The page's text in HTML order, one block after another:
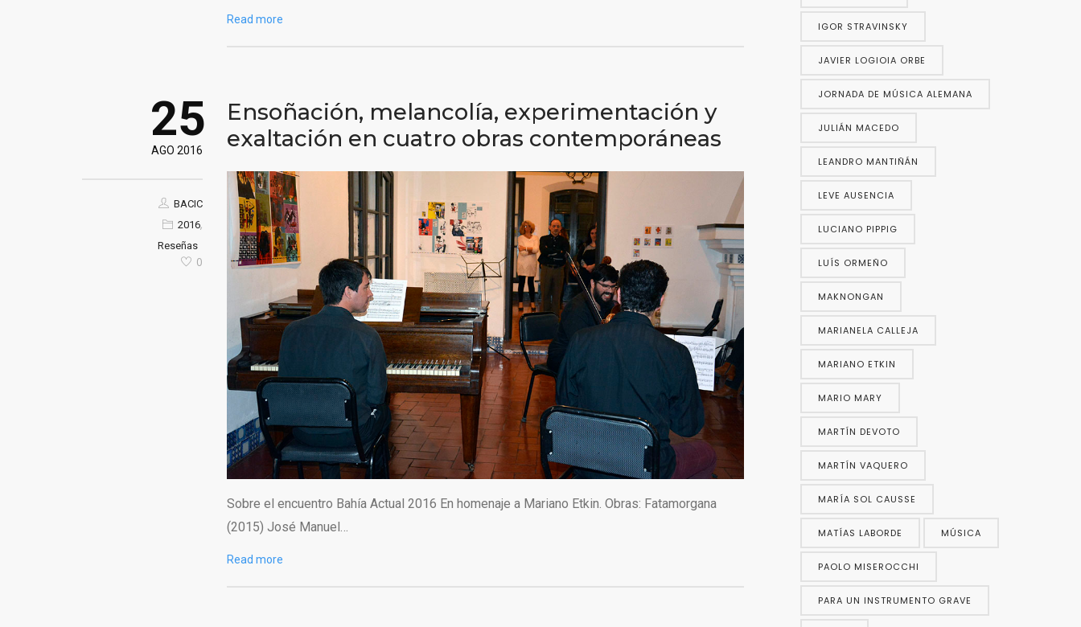
Read more
25
AGO 2016
BACIC
2016,
Reseñas
0
Ensoñación, melancolía, experimentación y
exaltación en cuatro obras contemporáneas
Sobre el encuentro Bahía Actual 2016 En homenaje a Mariano Etkin. Obras: Fatamorgana
(2015) José Manuel…
Read more
IGOR STRAVINSKY
JAVIER LOGIOIA ORBE
JORNADA DE MÚSICA ALEMANA
JULIÁN MACEDO
LEANDRO MANTIÑÁN
LEVE AUSENCIA
LUCIANO PIPPIG
LUÍS ORMEÑO
MAKNONGAN
MARIANELA CALLEJA
MARIANO ETKIN
MARIO MARY
MARTÍN DEVOTO
MARTÍN VAQUERO
MARÍA SOL CAUSSE
MATÍAS LABORDE MÚSICA
PAOLO MISEROCCHI
PARA UN INSTRUMENTO GRAVE